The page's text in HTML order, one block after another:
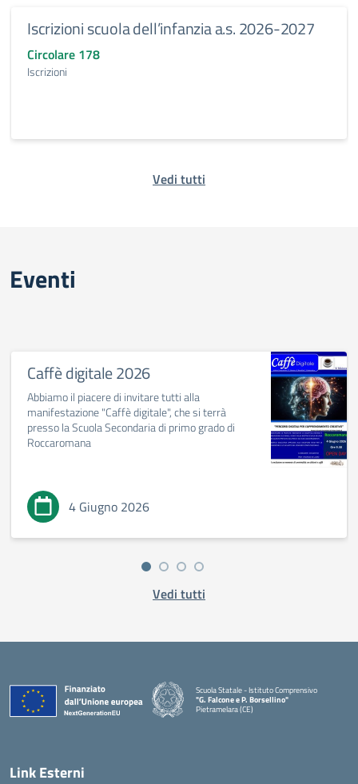
Iscrizioni scuola dell’infanzia a.s. 2026-2027
Circolare 178
Iscrizioni
Vedi tutti
Eventi
Caffè digitale 2026
Abbiamo il piacere di invitare tutti alla
manifestazione "Caffè digitale", che si terrà
presso la Scuola Secondaria di primo grado di
Roccaromana
4 Giugno 2026
Vedi tutti
Scuola Statale - Istituto Comprensivo
"G. Falcone e P. Borsellino"
Pietramelara (CE)
Link Esterni